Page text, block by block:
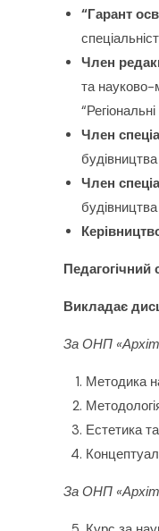
“Гарант
Член
та науково-
Член
Член
Педагогічний
Викладає
За ОНП
Методика
Естетика
За ОНП